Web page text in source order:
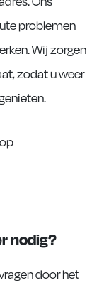
problemen
Wij zorgen
zodat u weer
nodig?
door het